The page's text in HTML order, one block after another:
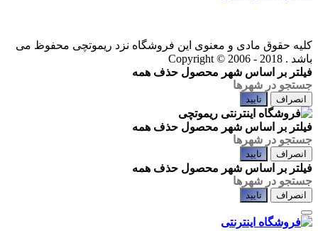
کلیه حقوق مادی و معنوی این فروشگاه نزد ریموتچی محفوظ می
باشد . Copyright © 2006 - 2018
فیلتر بر اساس شهر محصول حذف همه
انصراف تایید
فیلتر بر اساس شهر محصول حذف همه
انصراف تایید
فیلتر بر اساس شهر محصول حذف همه
انصراف تایید